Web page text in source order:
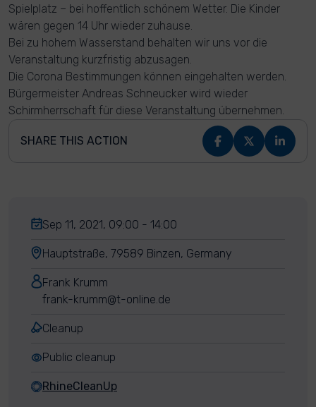
Spielplatz – bei hoffentlich schönem Wetter. Die Kinder
wären gegen 14 Uhr wieder zuhause.
Bei zu hohem Wasserstand behalten wir uns vor die
Veranstaltung kurzfristig abzusagen.
Die Corona Bestimmungen können eingehalten werden.
Bürgermeister Andreas Schneucker wird wieder
Schirmherrschaft für diese Veranstaltung übernehmen.
SHARE THIS ACTION
Sep 11, 2021, 09:00 - 14:00
Hauptstraße, 79589 Binzen, Germany
Frank Krumm
frank-krumm@t-online.de
Cleanup
Public cleanup
RhineCleanUp